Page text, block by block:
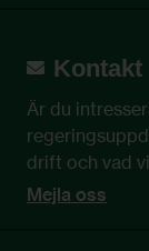
Kontakt
Är du
drift och vad
Mejla oss